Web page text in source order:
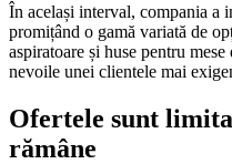
În același interval, compania a
promițând o gamă variată de
aspiratoare și huse pentru
nevoile unei clientele mai
Ofertele sunt
rămâne